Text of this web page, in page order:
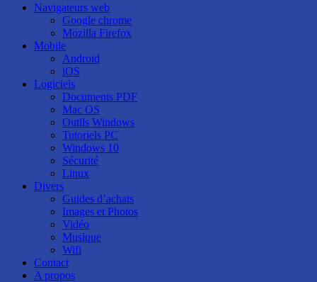
Navigateurs web
Google chrome
Mozilla Firefox
Mobile
Android
iOS
Logiciels
Documents PDF
Mac OS
Outils Windows
Tutoriels PC
Windows 10
Sécurité
Linux
Divers
Guides d’achats
Images et Photos
Vidéo
Musique
Wifi
Contact
A propos